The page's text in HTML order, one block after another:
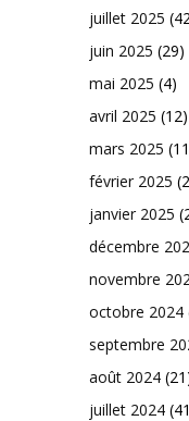
juillet 2025
juin 2025 (29)
mai 2025 (4)
avril 2025 (12)
mars 2025
février 2025
janvier 2025
décembre
novembre
octobre 2024
septembre
août 2024
juillet 2024